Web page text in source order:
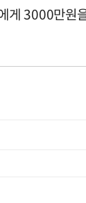
게 3000만